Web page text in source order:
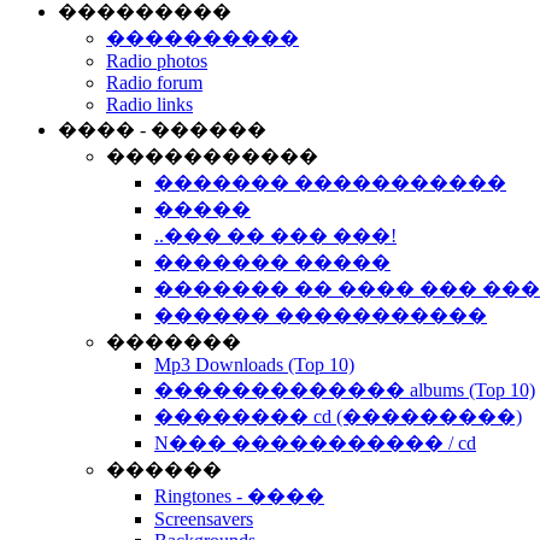
���������
����������
Radio photos
Radio forum
Radio links
���� - ������
�����������
������� �����������
�����
..��� �� ��� ���!
������� �����
������� �� ���� ���
������ �����������
�������
Mp3 Downloads (Top 10)
������������� albums (Top 10)
�������� cd (���������)
N��� ����������� / cd
������
Ringtones - ����
Screensavers